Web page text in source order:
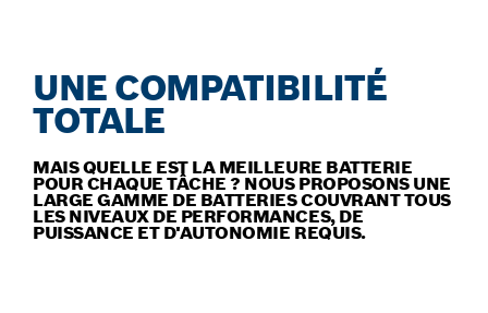
UNE COMPATIBILITÉ
TOTALE
MAIS QUELLE EST LA MEILLEURE BATTERIE
POUR CHAQUE TÂCHE ? NOUS PROPOSONS UNE
LARGE GAMME DE BATTERIES COUVRANT TOUS
LES NIVEAUX DE PERFORMANCES, DE
PUISSANCE ET D'AUTONOMIE REQUIS.